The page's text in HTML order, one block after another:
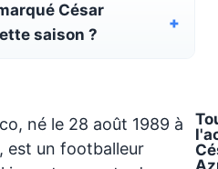
César
saison ?
né le 28 août 1989 à
est un footballeur